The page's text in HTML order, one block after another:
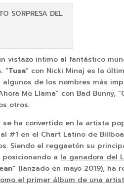
vistazo intimo al fantástico
“Tusa” con Nicki Minaj es la
de los nombres más
Me Llama” con Bad Bunny,
otros.
se ha convertido en la artista
#1 en el Chart Latino de
Siendo el reggaetón su
posicionando ala ganadora del
(lanzado en mayo 2019), ha
el primer álbum de una